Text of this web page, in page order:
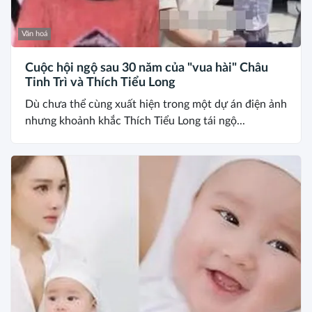
Văn hoá
Cuộc hội ngộ sau 30 năm của "vua hài" Châu
Tinh Trì và Thích Tiểu Long
Dù chưa thể cùng xuất hiện trong một dự án điện ảnh
nhưng khoảnh khắc Thích Tiểu Long tái ngộ...